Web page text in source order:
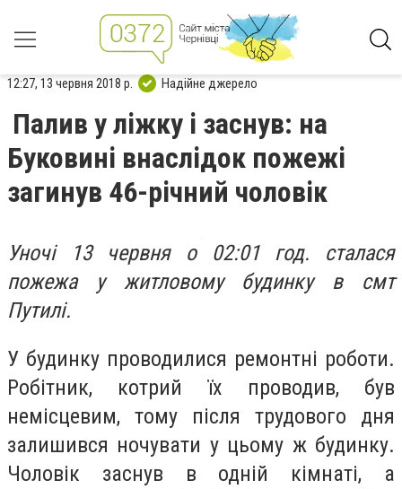
12:27, 13 червня 2018 р. Надійне джерело
Палив у ліжку і заснув: на
Буковині внаслідок пожежі
загинув 46-річний чоловік
Уночі 13 червня о 02:01 год. сталася
пожежа у житловому будинку в смт
Путилі.
У будинку проводилися ремонтні роботи.
Робітник, котрий їх проводив, був
немісцевим, тому після трудового дня
залишився ночувати у цьому ж будинку.
Чоловік заснув в одній кімнаті, а